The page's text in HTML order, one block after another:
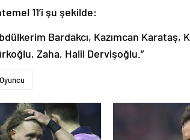
11’i şu şekilde:
Bardakcı, Kazımcan Karataş,
Zaha, Halil Dervişoğlu.”
Oyuncu